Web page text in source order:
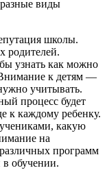
виды
школы.
родителей.
узнать как можно
Внимание к детям —
учитывать.
процесс будет
к каждому ребенку.
какую
на
программ
в обучении.